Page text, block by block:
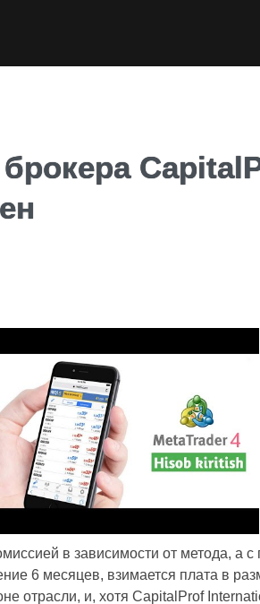
в зависимости от метода, а с
6 месяцев, взимается плата в
отрасли, и, хотя CapitalProf